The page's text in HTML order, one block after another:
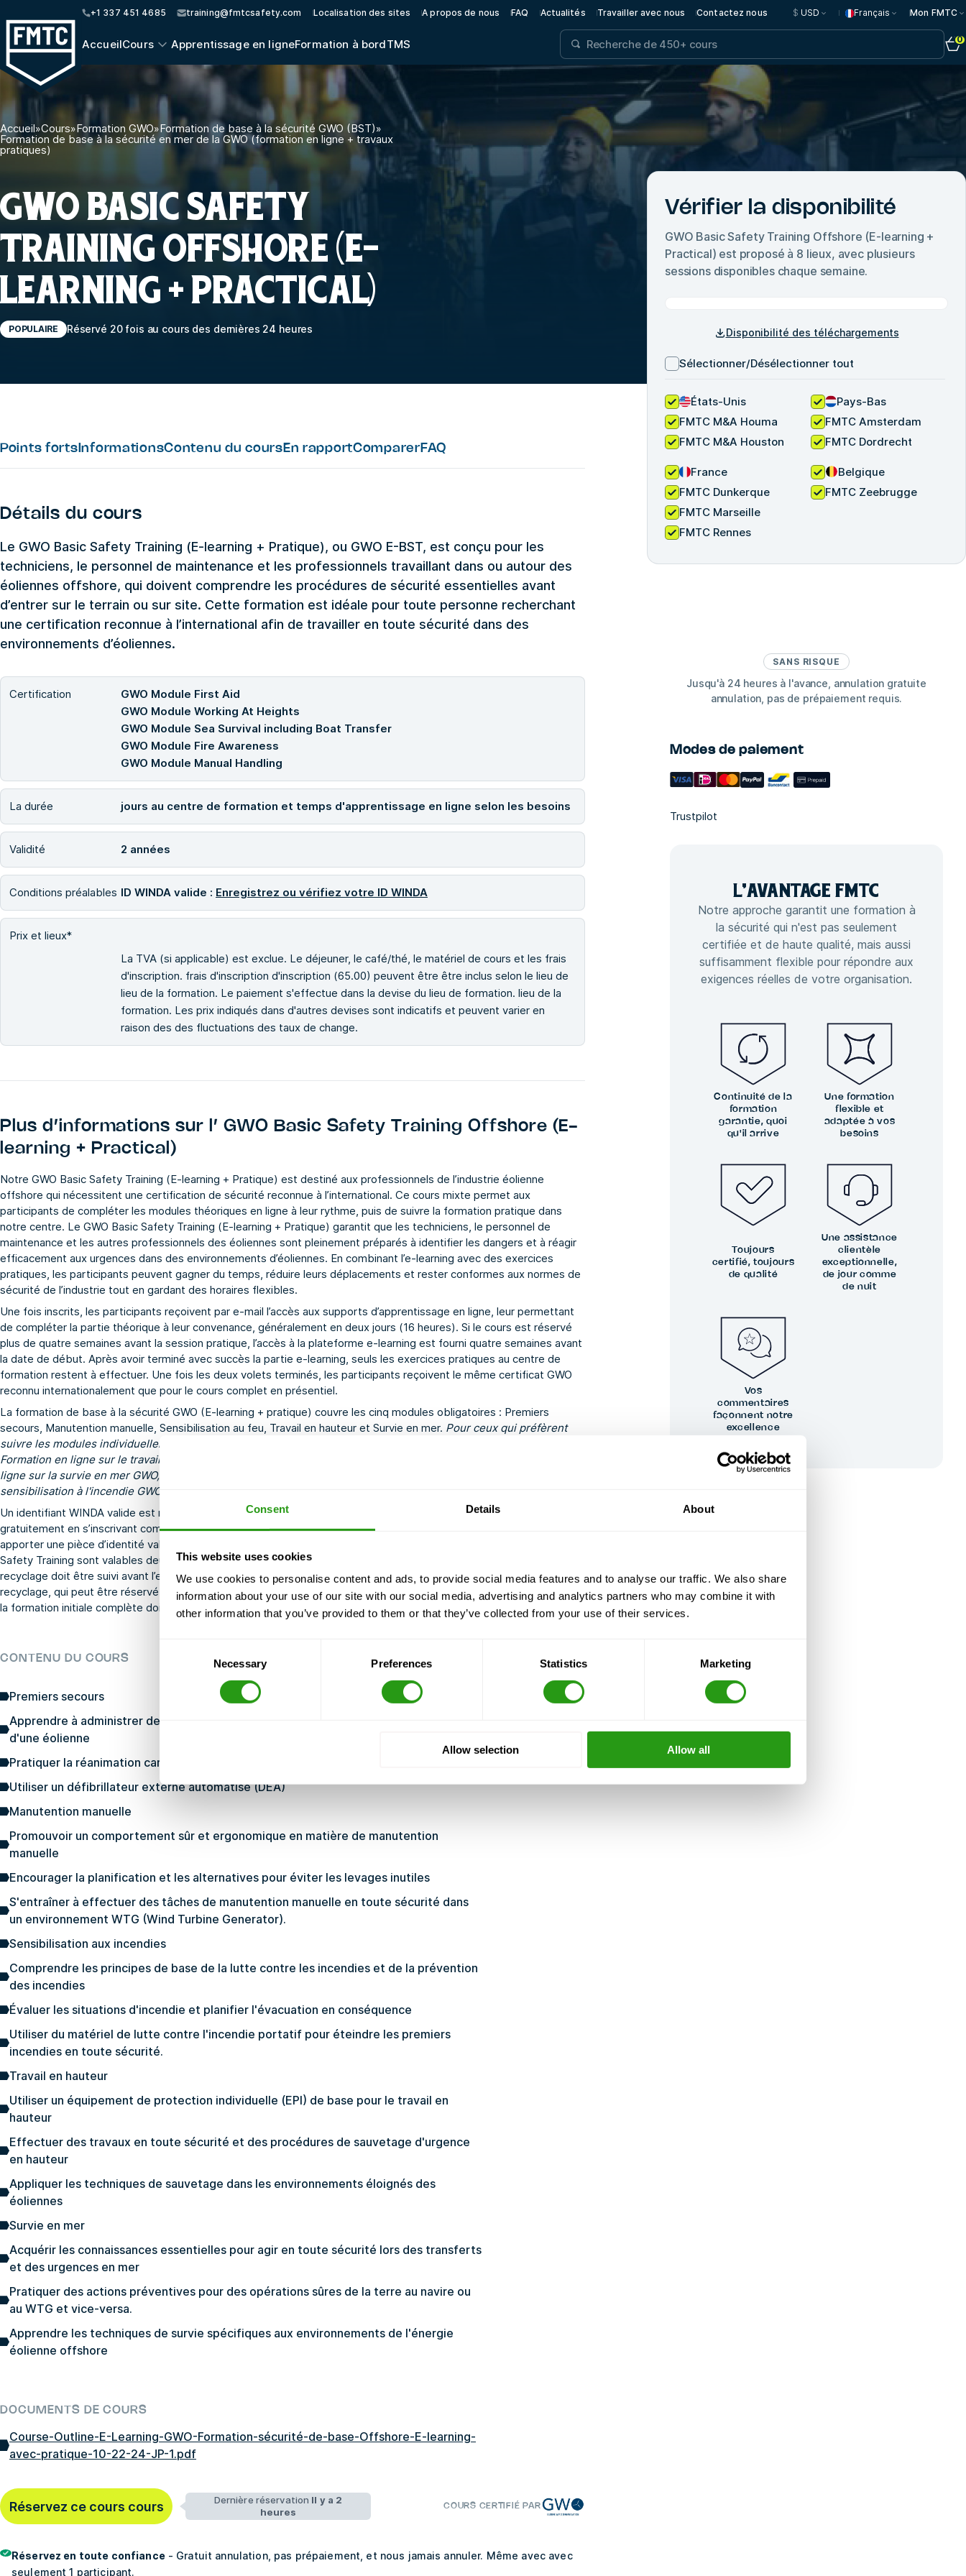
Consent Details About
This website uses cookies
We use cookies to personalise content and ads, to provide social media features and to analyse our traffic. We also share
information about your use of our site with our social media, advertising and analytics partners who may combine it with
other information that you’ve provided to them or that they’ve collected from your use of their services.
Necessary Preferences Statistics Marketing
Allow selection Allow all
+1 337 451 4685 training@fmtcsafety.com Localisation des sites A propos de nous FAQ Actualités Travailler avec nous Contactez nous $ USD Français Mon FMTC
AccueilCours Apprentissage en ligneFormation à bordTMS 0
Accueil»Cours»Formation GWO»Formation de base à la sécurité GWO (BST)»
Formation de base à la sécurité en mer de la GWO (formation en ligne + travaux
pratiques)
GWO BASIC SAFETY
TRAINING OFFSHORE (E-
LEARNING + PRACTICAL)
POPULAIRE Réservé 20 fois au cours des dernières 24 heures
Points forts InformationsContenu du cours En rapportComparer FAQ
Détails du cours
Le GWO Basic Safety Training (E-learning + Pratique), ou GWO E-BST, est conçu pour les
techniciens, le personnel de maintenance et les professionnels travaillant dans ou autour des
éoliennes offshore, qui doivent comprendre les procédures de sécurité essentielles avant
d’entrer sur le terrain ou sur site. Cette formation est idéale pour toute personne recherchant
une certification reconnue à l’international afin de travailler en toute sécurité dans des
environnements d’éoliennes.
Certification
GWO Module First Aid
GWO Module Working At Heights
GWO Module Sea Survival including Boat Transfer
GWO Module Fire Awareness
GWO Module Manual Handling
La durée jours au centre de formation et temps d'apprentissage en ligne selon les besoins
Validité 2 années
Conditions préalables ID WINDA valide : Enregistrez ou vérifiez votre ID WINDA
Prix et lieux*
La TVA (si applicable) est exclue. Le déjeuner, le café/thé, le matériel de cours et les frais
d'inscription. frais d'inscription d'inscription (65.00) peuvent être être inclus selon le lieu de
lieu de la formation. Le paiement s'effectue dans la devise du lieu de formation. lieu de la
formation. Les prix indiqués dans d'autres devises sont indicatifs et peuvent varier en
raison des des fluctuations des taux de change.
Plus d’informations sur l’ GWO Basic Safety Training Offshore (E-
learning + Practical)
Notre GWO Basic Safety Training (E-learning + Pratique) est destiné aux professionnels de l’industrie éolienne
offshore qui nécessitent une certification de sécurité reconnue à l’international. Ce cours mixte permet aux
participants de compléter les modules théoriques en ligne à leur rythme, puis de suivre la formation pratique dans
notre centre. Le GWO Basic Safety Training (E-learning + Pratique) garantit que les techniciens, le personnel de
maintenance et les autres professionnels des éoliennes sont pleinement préparés à identifier les dangers et à réagir
efficacement aux urgences dans des environnements d’éoliennes. En combinant l’e-learning avec des exercices
pratiques, les participants peuvent gagner du temps, réduire leurs déplacements et rester conformes aux normes de
sécurité de l’industrie tout en gardant des horaires flexibles.
Une fois inscrits, les participants reçoivent par e-mail l’accès aux supports d’apprentissage en ligne, leur permettant
de compléter la partie théorique à leur convenance, généralement en deux jours (16 heures). Si le cours est réservé
plus de quatre semaines avant la session pratique, l’accès à la plateforme e-learning est fourni quatre semaines avant
la date de début. Après avoir terminé avec succès la partie e-learning, seuls les exercices pratiques au centre de
formation restent à effectuer. Une fois les deux volets terminés, les participants reçoivent le même certificat GWO
reconnu internationalement que pour le cours complet en présentiel.
La formation de base à la sécurité GWO (E-learning + pratique) couvre les cinq modules obligatoires : Premiers
secours, Manutention manuelle, Sensibilisation au feu, Travail en hauteur et Survie en mer. Pour ceux qui préfèrent
suivre les modules individuellement, nous proposons également des cours d'apprentissage en ligne séparés :
Formation en ligne sur le travail en hauteur GWO
ligne sur la survie en mer GWO,
sensibilisation à l'incendie GWO
Un identifiant WINDA valide est requis pour toutes les formations certifiées GWO. Cet identifiant peut être créé
gratuitement en s’inscrivant comme délégué surhttps://winda.globalwindsafety.org
apporter une pièce d’identité valide ainsi que leur identifiant WINDA à la session pratique. Les certificats GWO Basic
Safety Training sont valables deux ans à compter de la date d’achèvement. Pour maintenir la certification, un cours de
recyclage doit être suivi avant l’expiration du certificat. Il existe une période de renouvellement de 60 jours pour le
recyclage, qui peut être réservé viaGWO Refresher E-learning. Si le recyclage n’est pas effectué dans le délai imparti,
la formation initiale complète doit être reprise.
CONTENU DU COURS
Premiers secours
Apprendre à administrer des premiers secours sûrs et efficaces dans l'environnement
d'une éolienne
Pratiquer la réanimation cardio-pulmonaire (RCP)
Utiliser un défibrillateur externe automatisé (DEA)
Manutention manuelle
Promouvoir un comportement sûr et ergonomique en matière de manutention
manuelle
Encourager la planification et les alternatives pour éviter les levages inutiles
S'entraîner à effectuer des tâches de manutention manuelle en toute sécurité dans
un environnement WTG (Wind Turbine Generator).
Sensibilisation aux incendies
Comprendre les principes de base de la lutte contre les incendies et de la prévention
des incendies
Évaluer les situations d'incendie et planifier l'évacuation en conséquence
Utiliser du matériel de lutte contre l'incendie portatif pour éteindre les premiers
incendies en toute sécurité.
Travail en hauteur
Utiliser un équipement de protection individuelle (EPI) de base pour le travail en
hauteur
Effectuer des travaux en toute sécurité et des procédures de sauvetage d'urgence
en hauteur
Appliquer les techniques de sauvetage dans les environnements éloignés des
éoliennes
Survie en mer
Acquérir les connaissances essentielles pour agir en toute sécurité lors des transferts
et des urgences en mer
Pratiquer des actions préventives pour des opérations sûres de la terre au navire ou
au WTG et vice-versa.
Apprendre les techniques de survie spécifiques aux environnements de l'énergie
éolienne offshore
DOCUMENTS DE COURS
Course-Outline-E-Learning-GWO-Formation-sécurité-de-base-Offshore-E-learning-
avec-pratique-10-22-24-JP-1.pdf
Réservez ce cours cours Dernière réservation Il y a 2
heures
COURS CERTIFIÉ PAR
Réservez en toute confiance- Gratuit annulation, pas prépaiement, et nous jamais annuler. Même avec avec
seulement 1 participant.
Vérifier la disponibilité
GWO Basic Safety Training Offshore (E-learning +
Practical) est proposé à 8 lieux, avec plusieurs
sessions disponibles chaque semaine.
Disponibilité des téléchargements
Sélectionner/Désélectionner tout
États-Unis
FMTC M&A Houma
FMTC M&A Houston
Pays-Bas
FMTC Amsterdam
FMTC Dordrecht
France
FMTC Dunkerque
FMTC Marseille
FMTC Rennes
Belgique
FMTC Zeebrugge
SANS RISQUE
Jusqu'à 24 heures à l'avance, annulation gratuite
annulation, pas de prépaiement requis.
Modes de paiement
Trustpilot
L'AVANTAGE FMTC
Notre approche garantit une formation à
la sécurité qui n'est pas seulement
certifiée et de haute qualité, mais aussi
suffisamment flexible pour répondre aux
exigences réelles de votre organisation.
Continuité de la
formation
garantie, quoi
qu'il arrive
Une formation
flexible et
adaptée à vos
besoins
Toujours
certifié, toujours
de qualité
Une assistance
clientèle
exceptionnelle,
de jour comme
de nuit
Vos
commentaires
façonnent notre
excellence